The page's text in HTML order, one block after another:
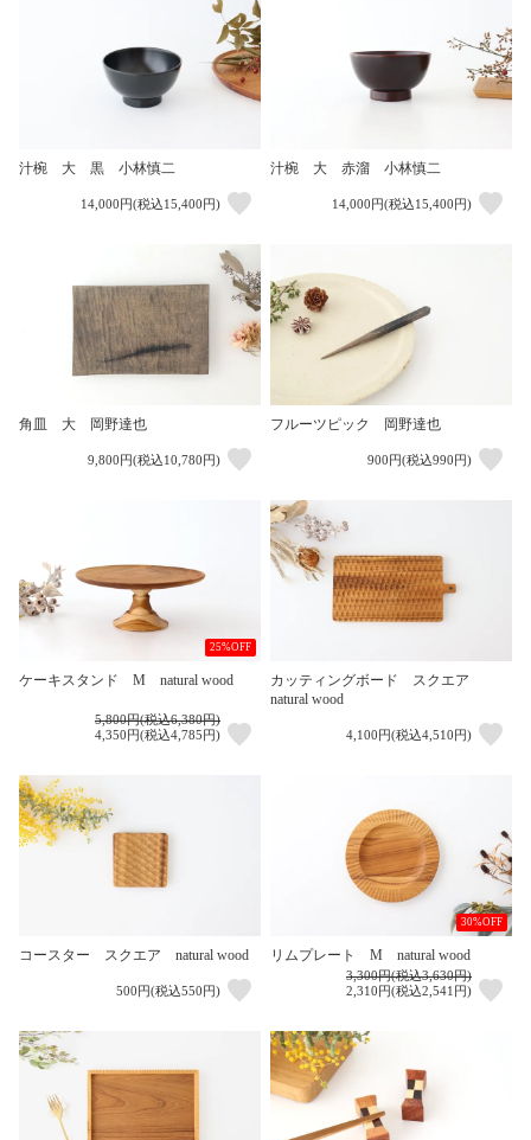
汁椀 大 黒 小林慎二
14,000円(税込15,400円)
汁椀 大 赤溜 小林慎二
14,000円(税込15,400円)
角皿 大 岡野達也
9,800円(税込10,780円)
フルーツピック 岡野達也
900円(税込990円)
25%OFF
ケーキスタンド M natural wood
5,800円(税込6,380円)
4,350円(税込4,785円)
カッティングボード スクエア
natural wood
4,100円(税込4,510円)
コースター スクエア natural wood
500円(税込550円)
30%OFF
リムプレート M natural wood
3,300円(税込3,630円)
2,310円(税込2,541円)